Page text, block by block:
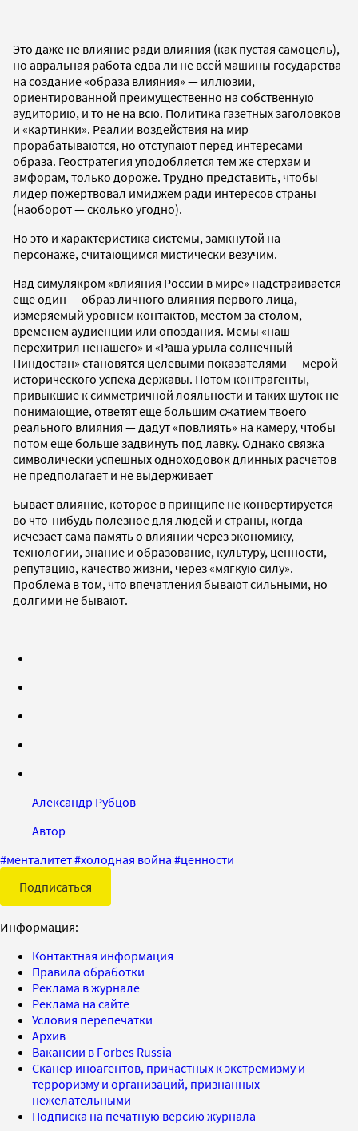
Это даже не влияние ради влияния (как пустая самоцель),
но авральная работа едва ли не всей машины государства
на создание «образа влияния» — иллюзии,
ориентированной преимущественно на собственную
аудиторию, и то не на всю. Политика газетных заголовков
и «картинки». Реалии воздействия на мир
прорабатываются, но отступают перед интересами
образа. Геостратегия уподобляется тем же стерхам и
амфорам, только дороже. Трудно представить, чтобы
лидер пожертвовал имиджем ради интересов страны
(наоборот — сколько угодно).
Но это и характеристика системы, замкнутой на
персонаже, считающимся мистически везучим.
Над симулякром «влияния России в мире» надстраивается
еще один — образ личного влияния первого лица,
измеряемый уровнем контактов, местом за столом,
временем аудиенции или опоздания. Мемы «наш
перехитрил ненашего» и «Раша урыла солнечный
Пиндостан» становятся целевыми показателями — мерой
исторического успеха державы. Потом контрагенты,
привыкшие к симметричной лояльности и таких шуток не
понимающие, ответят еще большим сжатием твоего
реального влияния — дадут «повлиять» на камеру, чтобы
потом еще больше задвинуть под лавку. Однако связка
символически успешных одноходовок длинных расчетов
не предполагает и не выдерживает
Бывает влияние, которое в принципе не конвертируется
во что-нибудь полезное для людей и страны, когда
исчезает сама память о влиянии через экономику,
технологии, знание и образование, культуру, ценности,
репутацию, качество жизни, через «мягкую силу».
Проблема в том, что впечатления бывают сильными, но
долгими не бывают.
Александр Рубцов
Автор
#менталитет#холодная война #ценности
Подписаться
Информация:
Контактная информация
Правила обработки
Реклама в журнале
Реклама на сайте
Условия перепечатки
Архив
Вакансии в Forbes Russia
Сканер иноагентов, причастных к экстремизму и
терроризму и организаций, признанных
нежелательными
Подписка на печатную версию журнала